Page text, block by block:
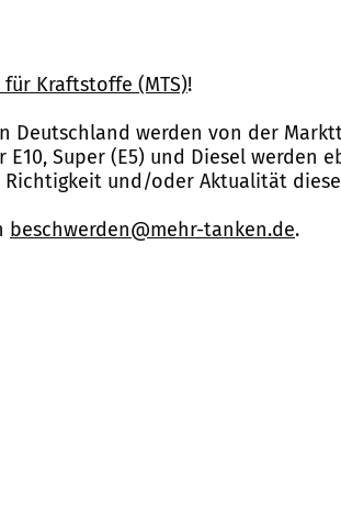
Kraftstoffe (MTS)!
Deutschland werden von der
Super (E5) und Diesel werden
und/oder Aktualität
beschwerden@mehr-tanken.de.